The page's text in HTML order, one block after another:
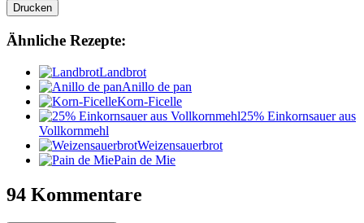
Drucken
Ähnliche Rezepte:
Landbrot
Anillo de pan
Korn-Ficelle
25% Einkornsauer aus
Vollkornmehl
Weizensauerbrot
Pain de Mie
94 Kommentare